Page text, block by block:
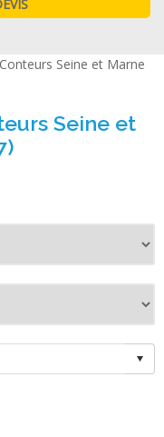
Conteurs Seine et Marne
Seine et